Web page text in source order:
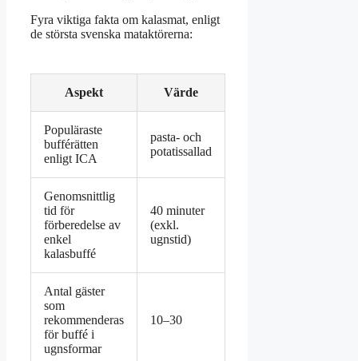
Fyra viktiga fakta om kalasmat, enligt
de största svenska mataktörerna:
Aspekt Värde
Populäraste
bufférätten
enligt ICA
pasta- och
potatissallad
Genomsnittlig
tid för
förberedelse av
enkel
kalasbuffé
40 minuter
(exkl.
ugnstid)
Antal gäster
som
rekommenderas
för buffé i
ugnsformar
10–30